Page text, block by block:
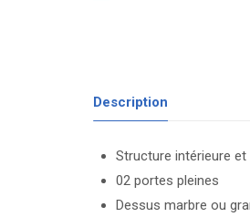
Description
Structure intérieure
02 portes pleines
Dessus marbre ou